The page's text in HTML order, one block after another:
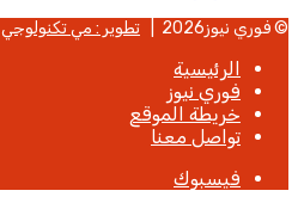
© فوري نيوز2026 | تطوير : مي تكنولوجي
الرئيسية
فوري نيوز
خريطة الموقع
تواصل معنا
فيسبوك